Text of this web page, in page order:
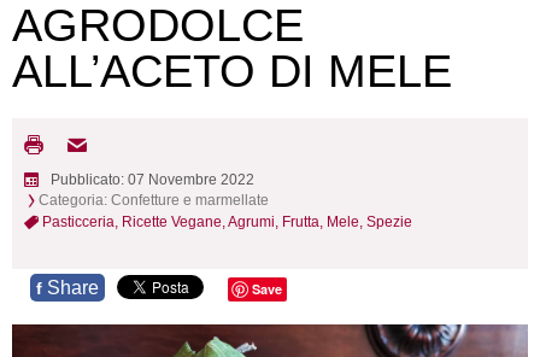
AGRODOLCE
ALL’ACETO DI MELE
Pubblicato: 07 Novembre 2022
Categoria: Confetture e marmellate
Pasticceria, Ricette Vegane,Agrumi, Frutta, Mele, Spezie
f Share Save